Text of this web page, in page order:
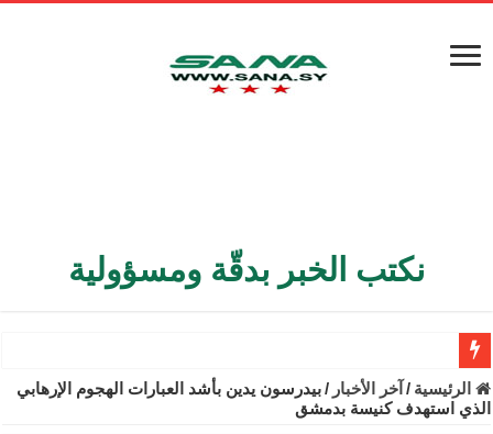
نكتب الخبر بدقّة ومسؤولية
الأمن الداخلي يعثر على مقبرة جماعية في ريف اللاذقية تضم 9 جثامين
الوزير الشيباني يبحث في باريس تعزيز الاستقرار في سوريا
الرئيسية / آخر الأخبار /بيدرسون يدين بأشد العبارات الهجوم الإرهابي
الذي استهدف كنيسة بدمشق